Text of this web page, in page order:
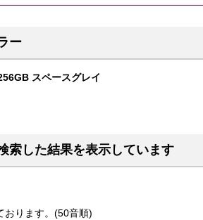
ー
スペースグレイ
索した結果を表示しています
おります。(50音順)